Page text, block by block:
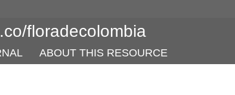
floradecolombia
ABOUT THIS RESOURCE